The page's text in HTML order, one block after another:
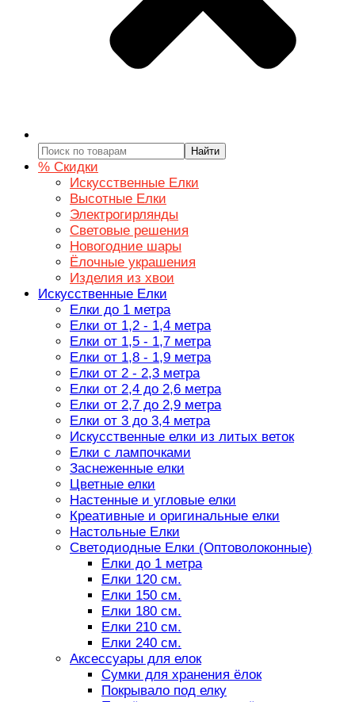
Найти
% Скидки
Искусственные Елки
Высотные Елки
Электрогирлянды
Световые решения
Новогодние шары
Ёлочные украшения
Изделия из хвои
Искусственные Елки
Елки до 1 метра
Елки от 1,2 - 1,4 метра
Елки от 1,5 - 1,7 метра
Елки от 1,8 - 1,9 метра
Елки от 2 - 2,3 метра
Елки от 2,4 до 2,6 метра
Елки от 2,7 до 2,9 метра
Елки от 3 до 3,4 метра
Искусственные елки из литых веток
Елки с лампочками
Заснеженные елки
Цветные елки
Настенные и угловые елки
Креативные и оригинальные елки
Настольные Елки
Светодиодные Елки (Оптоволоконные)
Елки до 1 метра
Елки 120 см.
Елки 150 см.
Елки 180 см.
Елки 210 см.
Елки 240 см.
Аксессуары для елок
Сумки для хранения ёлок
Покрывало под елку